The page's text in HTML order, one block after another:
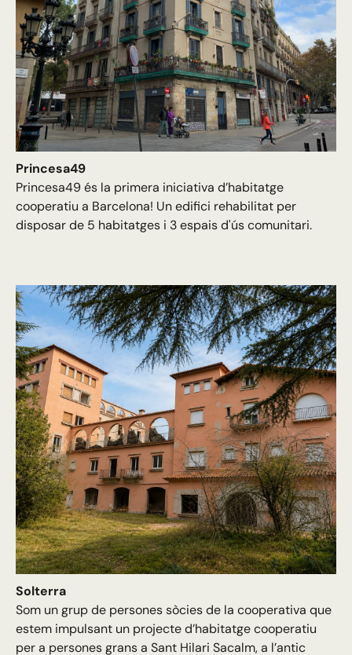
Princesa49
Princesa49 és la primera iniciativa d’habitatge
cooperatiu a Barcelona! Un edifici rehabilitat per
disposar de 5 habitatges i 3 espais d'ús comunitari.
Solterra
Som un grup de persones sòcies de la cooperativa que
estem impulsant un projecte d’habitatge cooperatiu
per a persones grans a Sant Hilari Sacalm, a l’antic